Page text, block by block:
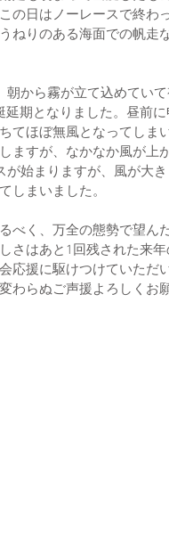
の日はノーレースで終わ
ねりのある海面での帆走
朝から霧が立て込めてい
期となりました。昼前
てほぼ無風となってしま
ますが、なかなか風が上
が始まりますが、風が大
しまいました。
べく、万全の態勢で望ん
さはあと1回残された来
応援に駆けつけていただ
わらぬご声援よろしくお